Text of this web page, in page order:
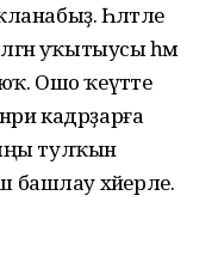
Һәләтле
уҡытыусы һәм
юҡ. Ошо ҡеүәтте
кадрҙарға
тулҡын
башлау хәйерле.